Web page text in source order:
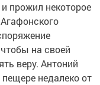
прожил некоторое
на своей
веру. Антоний
недалеко от